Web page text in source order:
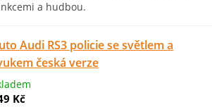
a hudbou.
Audi RS3 policie se světlem a
česká verze
Kč